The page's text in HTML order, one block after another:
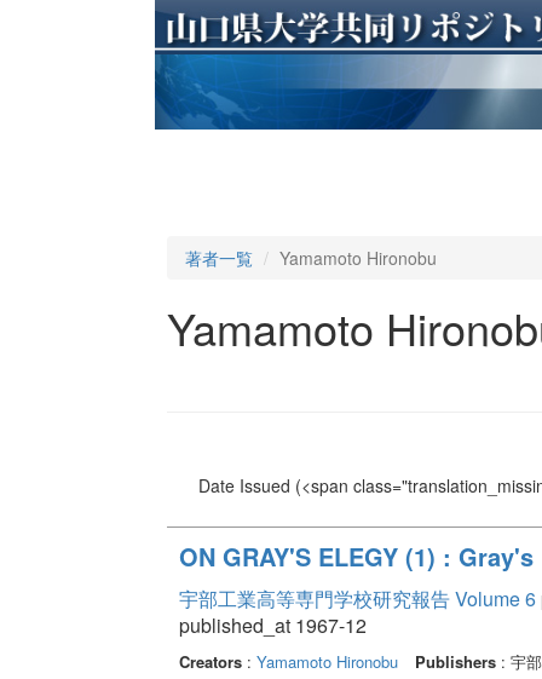
著者一覧 Yamamoto Hironobu
Yamamoto
Date Issued (<span
ON GRAY'S ELEGY (1) :
宇部工業高等専門学校研究報告 Volume 6
published_at 1967-12
Creators: Yamamoto Hironobu Publishers: 宇部